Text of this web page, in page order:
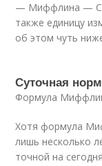
— Миффлина —
также единицу
об этом чуть
Суточная
Формула
Хотя формула
лишь несколько
точной на